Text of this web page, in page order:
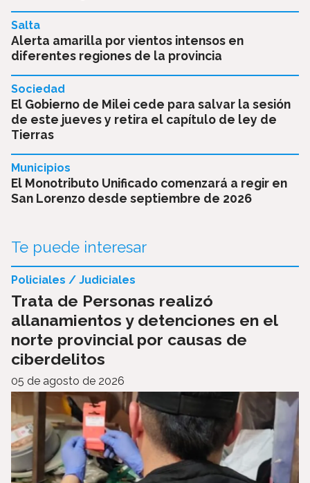
Alerta amarilla por vientos intensos en
diferentes regiones de la provincia
Salta
El Gobierno de Milei cede para salvar la sesión
de este jueves y retira el capítulo de ley de
Tierras
Sociedad
El Monotributo Unificado comenzará a regir en
San Lorenzo desde septiembre de 2026
Municipios
Te puede interesar
Trata de Personas realizó
allanamientos y detenciones en el
norte provincial por causas de
ciberdelitos
Policiales / Judiciales
05 de agosto de 2026